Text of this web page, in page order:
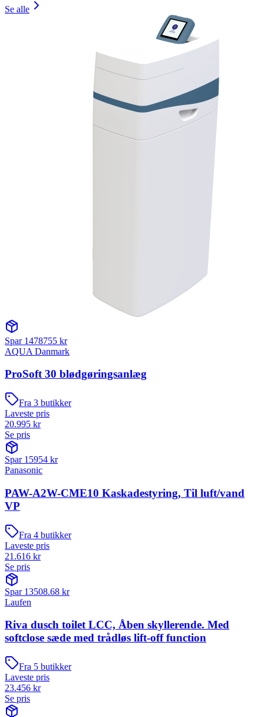
Se alle
Spar 1478755 kr
AQUA Danmark
ProSoft 30 blødgøringsanlæg
Fra 3 butikker
Laveste pris
20.995 kr
Se pris
Spar 15954 kr
Panasonic
PAW-A2W-CME10 Kaskadestyring, Til luft/vand
VP
Fra 4 butikker
Laveste pris
21.616 kr
Se pris
Spar 13508.68 kr
Laufen
Riva dusch toilet LCC, Åben skyllerende. Med
softclose sæde med trådløs lift-off function
Fra 5 butikker
Laveste pris
23.456 kr
Se pris